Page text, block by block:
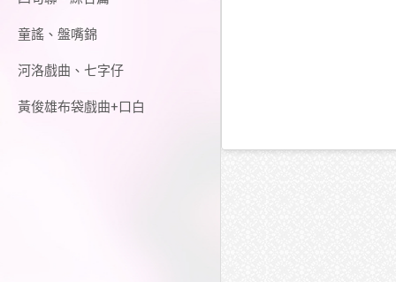
童謠、盤嘴錦
河洛戲曲、七字仔
黃俊雄布袋戲曲+口白